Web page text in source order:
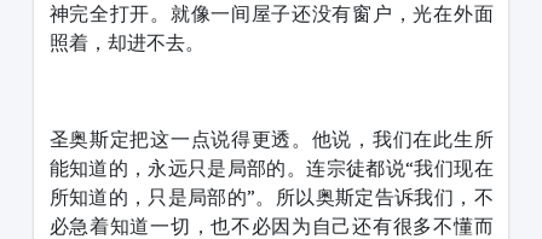
神完全打开。就像一间屋子还没有窗户，光在外面
照着，却进不去。
圣奥斯定把这一点说得更透。他说，我们在此生所
能知道的，永远只是局部的。连宗徒都说“我们现在
所知道的，只是局部的”。所以奥斯定告诉我们，不
必急着知道一切，也不必因为自己还有很多不懂而